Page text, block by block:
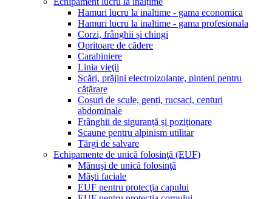
Hamuri lucru la inaltime - gama economica
Hamuri lucru la inaltime - gama profesionala
Corzi, frânghii și chingi
Opritoare de cădere
Carabiniere
Linia vieţii
Scări, prăjini electroizolante, pinteni pentru
cățărare
Coșuri de scule, genți, rucsaci, centuri
abdominale
Frânghii de siguranță și poziționare
Scaune pentru alpinism utilitar
Tărgi de salvare
Echipamente de unică folosinţă (EUF)
Mănuşi de unică folosinţă
Măşti faciale
EUF pentru protecţia capului